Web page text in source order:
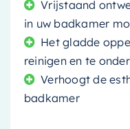
Vrijstaand
in uw badkamer
Het gladde
reinigen en te
Verhoogt de
badkamer